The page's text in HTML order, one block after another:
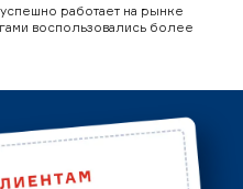
работает на рынке
воспользовались более